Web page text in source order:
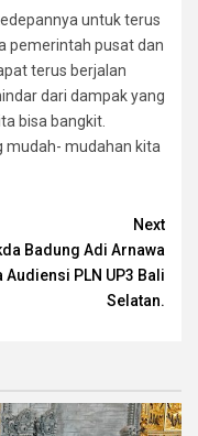
untuk terus
pemerintah pusat dan
terus berjalan
dari dampak yang
bisa bangkit.
mudah- mudahan kita
Next
Badung Adi Arnawa
Audiensi PLN UP3 Bali
Selatan.